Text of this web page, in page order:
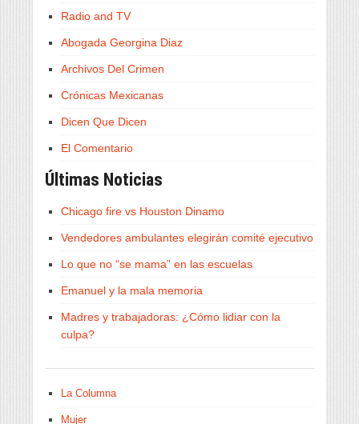
Radio and TV
Abogada Georgina Diaz
Archivos Del Crimen
Crónicas Mexicanas
Dicen Que Dicen
El Comentario
Últimas Noticias
Chicago fire vs Houston Dinamo
Vendedores ambulantes elegirán comité ejecutivo
Lo que no “se mama” en las escuelas
Emanuel y la mala memoria
Madres y trabajadoras: ¿Cómo lidiar con la
culpa?
La Columna
Mujer